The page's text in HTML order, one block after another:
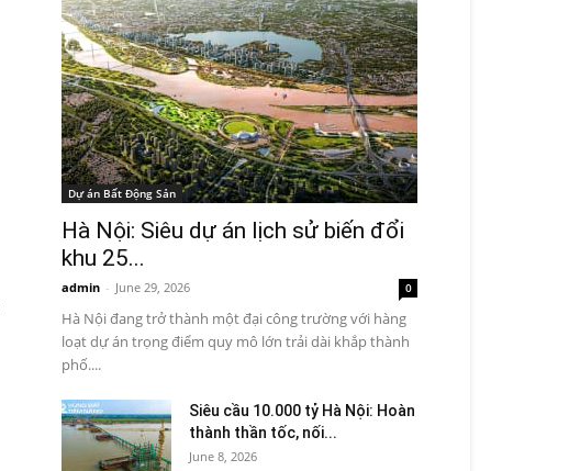
Dự án Bất Động Sản
Hà Nội: Siêu dự án lịch sử biến đổi
khu 25...
admin - June 29, 2026 0
Hà Nội đang trở thành một đại công trường với hàng
loạt dự án trọng điểm quy mô lớn trải dài khắp thành
phố....
Siêu cầu 10.000 tỷ Hà Nội: Hoàn
thành thần tốc, nối...
June 8, 2026